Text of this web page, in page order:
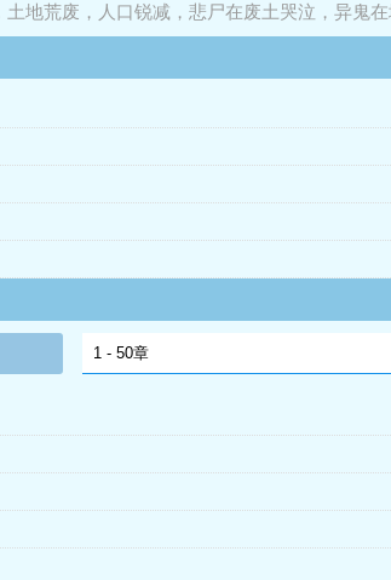
土地荒废，人口锐减，悲尸在废土哭泣，异
怪物和丰厚的物资、超凡职业路径……若干